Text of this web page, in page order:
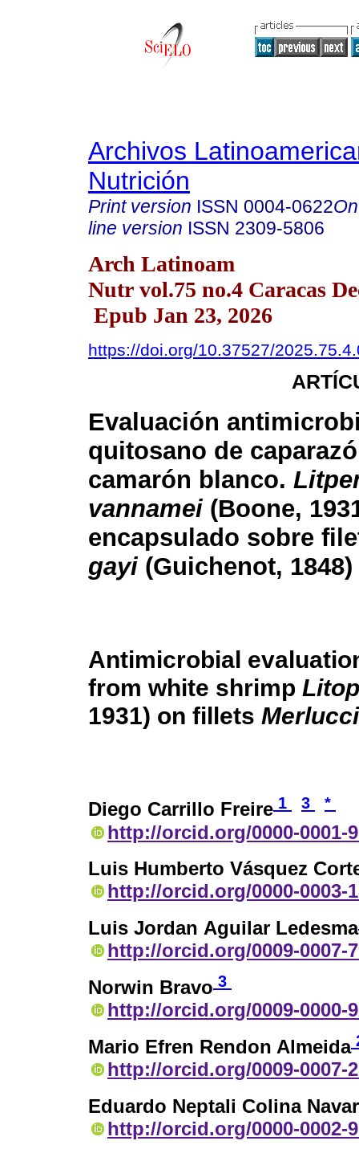
Archivos
Nutrición
Print version ISSN 0004-0622
line version ISSN 2309-5806
Arch Latinoam
Nutr vol.75 no.4 Caracas
Epub Jan 23, 2026
https://doi.org/10.37527/
Evaluación
quitosano de
camarón blanco.
vannamei (Boone,
encapsulado sobre
gayi (Guichenot, 1848)
Antimicrobial
from white shrimp
1931) on fillets
Diego Carrillo Freire 1 3 *
http://orcid.org/0000-0001-
Luis Humberto Vásquez
http://orcid.org/0000-0003-
Luis Jordan Aguilar Ledesma
http://orcid.org/0009-0007-
Norwin Bravo 3
http://orcid.org/0009-0000-
Mario Efren Rendon Almeida
http://orcid.org/0009-0007-
Eduardo Neptali Colina
http://orcid.org/0000-0002-